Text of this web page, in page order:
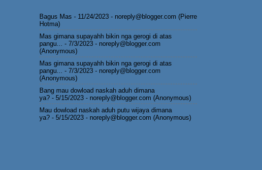
Bagus Mas - 11/24/2023 - noreply@blogger.com (Pierre
Hotma)
Mas gimana supayahh bikin nga gerogi di atas
pangu...
- 7/3/2023 - noreply@blogger.com
(Anonymous)
Mas gimana supayahh bikin nga gerogi di atas
pangu...
- 7/3/2023 - noreply@blogger.com
(Anonymous)
Bang mau dowload naskah aduh dimana
ya? - 5/15/2023 - noreply@blogger.com (Anonymous)
Mau dowload naskah aduh putu wijaya dimana
ya? - 5/15/2023 - noreply@blogger.com (Anonymous)